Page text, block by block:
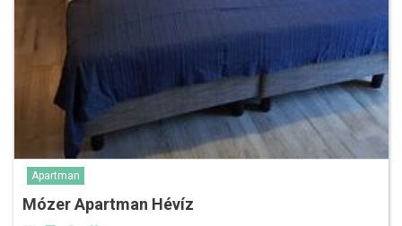
Apartman
Mózer Apartman Hévíz